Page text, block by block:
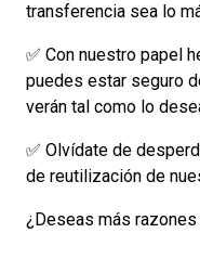
transferencia sea lo
✅ Con nuestro papel
puedes estar seguro
verán tal como lo
✅ Olvídate de
de reutilización de
¿Deseas más razones